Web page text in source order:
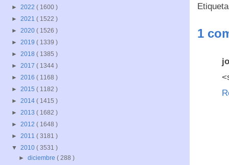
1
► 2022 ( 1600 )
► 2021 ( 1522 )
► 2020 ( 1526 )
► 2019 ( 1339 )
► 2018 ( 1385 )
► 2017 ( 1344 )
► 2016 ( 1168 )
► 2015 ( 1182 )
► 2014 ( 1415 )
► 2013 ( 1682 )
► 2012 ( 1648 )
► 2011 ( 3181 )
▼ 2010 ( 3531 )
►diciembre( 288 )